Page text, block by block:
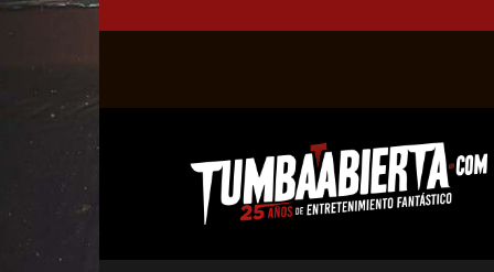
web
del
entretenimiento
el